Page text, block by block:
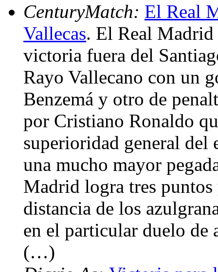
CenturyMatch: El Real
Vallecas. El Real Madrid
victoria fuera del
Rayo Vallecano con un
Benzemá y otro de
por Cristiano Ronaldo
superioridad general del
una mucho mayor
Madrid logra tres
distancia de los
en el particular duelo de
(…)